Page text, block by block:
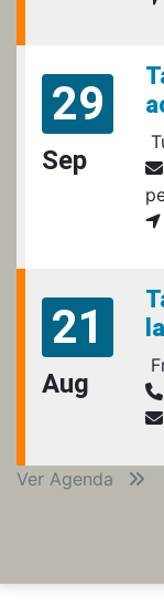
29
Sep
21
Aug
Ver Agenda